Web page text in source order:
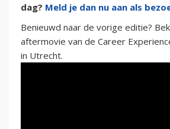
dag? Meld je dan nu aan als
Benieuwd naar de vorige editie?
aftermovie van de Career
in Utrecht.